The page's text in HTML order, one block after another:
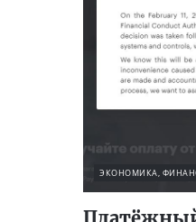
ЭКОНОМИКА,